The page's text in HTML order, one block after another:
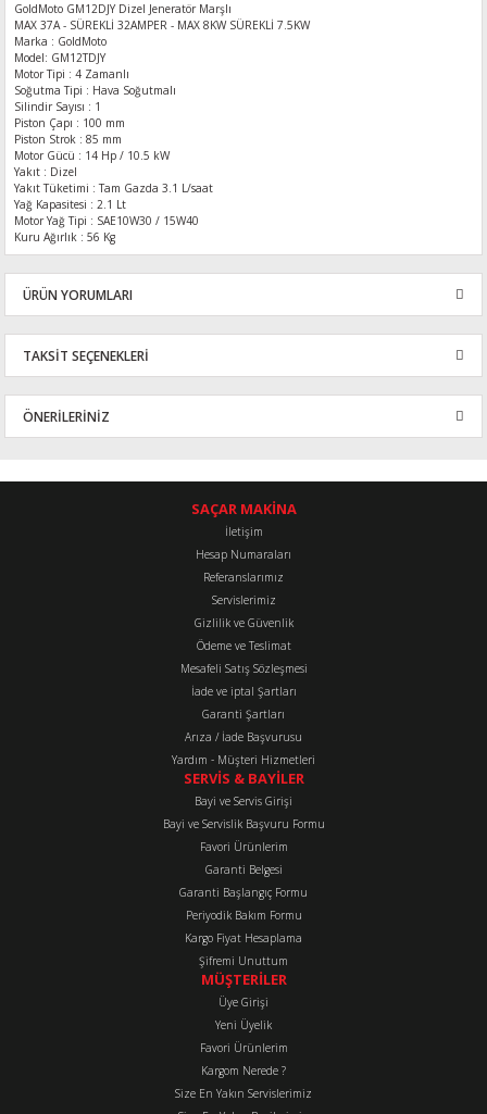
GoldMoto GM12DJY Dizel Jeneratör Marşlı
MAX 37A - SÜREKLİ 32AMPER - MAX 8KW SÜREKLİ 7.5KW
Marka : GoldMoto
Model: GM12TDJY
Motor Tipi : 4 Zamanlı
Soğutma Tipi : Hava Soğutmalı
Silindir Sayısı : 1
Piston Çapı : 100 mm
Piston Strok : 85 mm
Motor Gücü : 14 Hp / 10.5 kW
Yakıt : Dizel
Yakıt Tüketimi : Tam Gazda 3.1 L/saat
Yağ Kapasitesi : 2.1 Lt
Motor Yağ Tipi : SAE10W30 / 15W40
Kuru Ağırlık : 56 Kg
ÜRÜN YORUMLARI
Bu ürüne ilk yorumu siz yapın!
TAKSİT SEÇENEKLERİ
ÖNERİLERİNİZ
konularda yetersiz gördüğünüz noktaları öneri formunu kullanarak
Görüş ve önerileriniz için teşekkür ederiz.
Ürün resmi kalitesiz, bozuk veya görüntülenemiyor.
Ürün bilgilerinde hatalar bulunuyor.
Ürün fiyatı diğer sitelerden daha pahalı.
Bu ürüne benzer farklı alternatifler olmalı.
Gönder
SAÇAR MAKİNA
İletişim
Hesap Numaraları
Referanslarımız
Servislerimiz
Gizlilik ve Güvenlik
Ödeme ve Teslimat
Mesafeli Satış Sözleşmesi
İade ve iptal Şartları
Garanti Şartları
Arıza / İade Başvurusu
Yardım - Müşteri Hizmetleri
SERVİS & BAYİLER
Bayi ve Servis Girişi
Bayi ve Servislik Başvuru Formu
Favori Ürünlerim
Garanti Belgesi
Garanti Başlangıç Formu
Periyodik Bakım Formu
Kargo Fiyat Hesaplama
Şifremi Unuttum
MÜŞTERİLER
Üye Girişi
Yeni Üyelik
Favori Ürünlerim
Kargom Nerede ?
Size En Yakın Servislerimiz